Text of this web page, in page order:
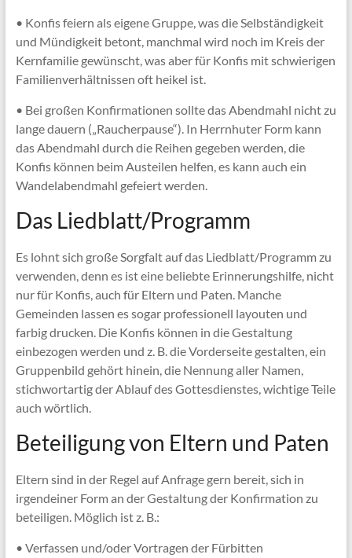
• Konfis feiern als eigene Gruppe, was die Selbständigkeit
und Mündigkeit betont, manchmal wird noch im Kreis der
Kernfamilie gewünscht, was aber für Konfis mit schwierigen
Familienverhältnissen oft heikel ist.
• Bei großen Konfirmationen sollte das Abendmahl nicht zu
lange dauern („Raucherpause“). In Herrnhuter Form kann
das Abendmahl durch die Reihen gegeben werden, die
Konfis können beim Austeilen helfen, es kann auch ein
Wandelabendmahl gefeiert werden.
Das Liedblatt/Programm
Es lohnt sich große Sorgfalt auf das Liedblatt/Programm zu
verwenden, denn es ist eine beliebte Erinnerungshilfe, nicht
nur für Konfis, auch für Eltern und Paten. Manche
Gemeinden lassen es sogar professionell layouten und
farbig drucken. Die Konfis können in die Gestaltung
einbezogen werden und z. B. die Vorderseite gestalten, ein
Gruppenbild gehört hinein, die Nennung aller Namen,
stichwortartig der Ablauf des Gottesdienstes, wichtige Teile
auch wörtlich.
Beteiligung von Eltern und Paten
Eltern sind in der Regel auf Anfrage gern bereit, sich in
irgendeiner Form an der Gestaltung der Konfirmation zu
beteiligen. Möglich ist z. B.:
• Verfassen und/oder Vortragen der Fürbitten